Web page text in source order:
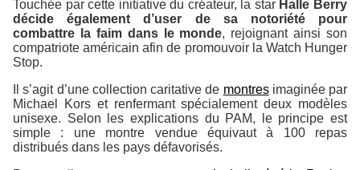
Touchée par cette initiative du créateur, la star Halle Berry
décide également d’user de sa notoriété pour
combattre la faim dans le monde, rejoignant ainsi son
compatriote américain afin de promouvoir la Watch Hunger
Stop.
Il s’agit d’une collection caritative de montresimaginée par
Michael Kors et renfermant spécialement deux modèles
unisexe. Selon les explications du PAM, le principe est
simple : une montre vendue équivaut à 100 repas
distribués dans les pays défavorisés.